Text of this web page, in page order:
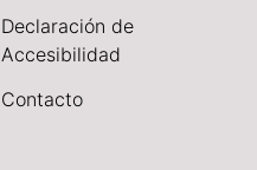
Declaración de
Accesibilidad
Contacto